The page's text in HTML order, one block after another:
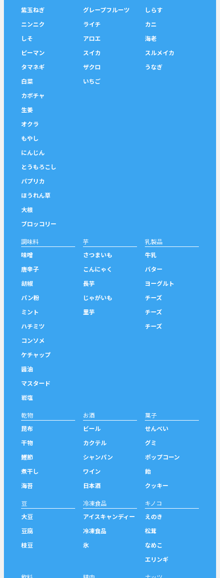
紫玉ねぎ
ニンニク
しそ
ピーマン
タマネギ
白菜
カボチャ
生姜
オクラ
もやし
にんじん
とうもろこし
パプリカ
ほうれん草
大根
ブロッコリー
グレープフルーツ
ライチ
アロエ
スイカ
ザクロ
いちご
しらす
カニ
海老
スルメイカ
うなぎ
調味料
味噌
唐辛子
胡椒
パン粉
ミント
ハチミツ
コンソメ
ケチャップ
醤油
マスタード
岩塩
芋
さつまいも
こんにゃく
長芋
じゃがいも
里芋
乳製品
牛乳
バター
ヨーグルト
チーズ
チーズ
チーズ
乾物
昆布
干物
鰹節
煮干し
海苔
お酒
ビール
カクテル
シャンパン
ワイン
日本酒
菓子
せんべい
グミ
ポップコーン
飴
クッキー
豆
大豆
豆腐
枝豆
冷凍食品
アイスキャンディー
冷凍食品
氷
キノコ
えのき
松茸
なめこ
エリンギ